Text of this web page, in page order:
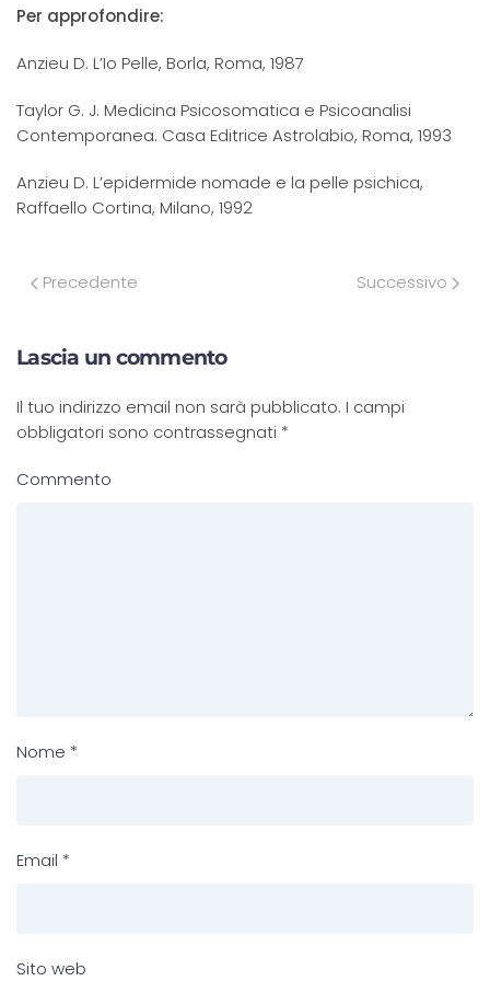
Per approfondire:
Anzieu D. L’Io Pelle, Borla, Roma, 1987
Taylor G. J. Medicina Psicosomatica e Psicoanalisi
Contemporanea. Casa Editrice Astrolabio, Roma, 1993
Anzieu D. L’epidermide nomade e la pelle psichica,
Raffaello Cortina, Milano, 1992
Precedente Successivo
Lascia un commento
Il tuo indirizzo email non sarà pubblicato. I campi
obbligatori sono contrassegnati *
Commento
Nome *
Email *
Sito web